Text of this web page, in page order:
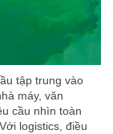
tập trung vào
máy, văn
cầu nhìn toàn
logistics, điều